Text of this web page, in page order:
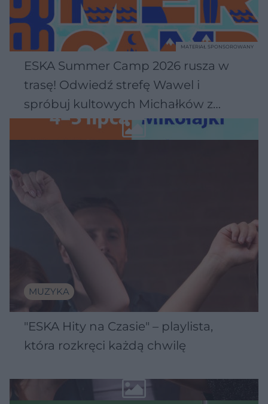
ESKA Summer Camp 2026 rusza w
trasę! Odwiedź strefę Wawel i
spróbuj kultowych Michałków z
Wawelu
MATERIAŁ SPONSOROWANY
MUZYKA
"ESKA Hity na Czasie" – playlista,
która rozkręci każdą chwilę